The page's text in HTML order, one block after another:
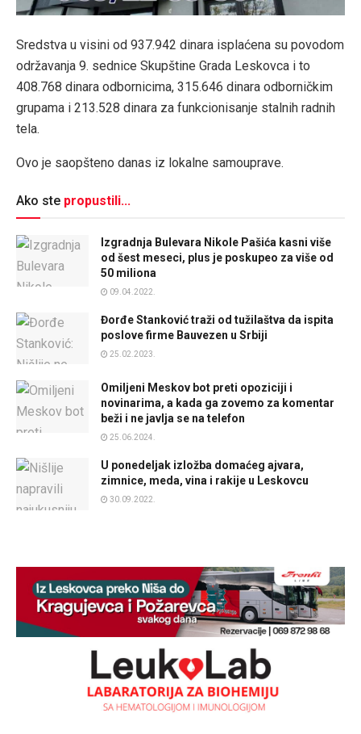
Sredstva u visini od 937.942 dinara isplaćena su povodom
održavanja 9. sednice Skupštine Grada Leskovca i to
408.768 dinara odbornicima, 315.646 dinara odborničkim
grupama i 213.528 dinara za funkcionisanje stalnih radnih
tela.
Ovo je saopšteno danas iz lokalne samouprave.
Ako ste propustili...
Izgradnja Bulevara Nikole Pašića kasni više
od šest meseci, plus je poskupeo za više od
50 miliona
09.04.2022.
Đorđe Stanković traži od tužilaštva da ispita
poslove firme Bauvezen u Srbiji
25.02.2023.
Omiljeni Meskov bot preti opoziciji i
novinarima, a kada ga zovemo za komentar
beži i ne javlja se na telefon
25.06.2024.
U ponedeljak izložba domaćeg ajvara,
zimnice, meda, vina i rakije u Leskovcu
30.09.2022.